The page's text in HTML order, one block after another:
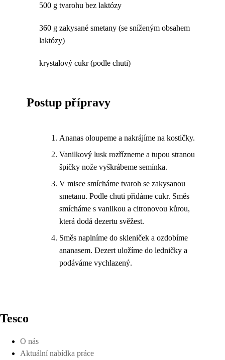
500 g tvarohu bez laktózy
360 g zakysané smetany (se sníženým obsahem
laktózy)
krystalový cukr (podle chuti)
Postup přípravy
Ananas oloupeme a nakrájíme na kostičky.
Vanilkový lusk rozřízneme a tupou stranou
špičky nože vyškrábeme semínka.
V misce smícháme tvaroh se zakysanou
smetanu. Podle chuti přidáme cukr. Směs
smícháme s vanilkou a citronovou kůrou,
která dodá dezertu svěžest.
Směs naplníme do skleniček a ozdobíme
ananasem. Dezert uložíme do ledničky a
podáváme vychlazený.
Tesco
O nás
Aktuální nabídka práce